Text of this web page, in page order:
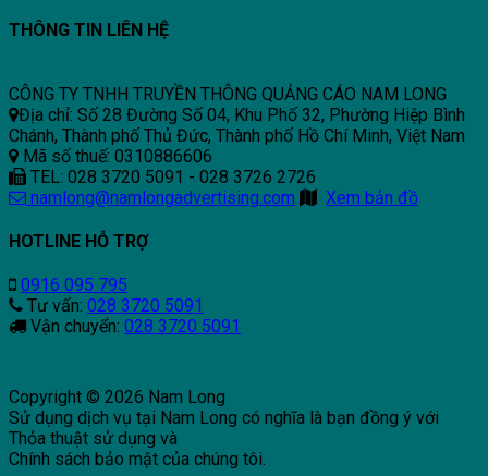
THÔNG TIN LIÊN HỆ
CÔNG TY TNHH TRUYỀN THÔNG QUẢNG CÁO NAM LONG
Địa chỉ: Số 28 Đường Số 04, Khu Phố 32, Phường Hiệp Bình
Chánh, Thành phố Thủ Đức, Thành phố Hồ Chí Minh, Việt Nam
Mã số thuế: 0310886606
TEL: 028 3720 5091 - 028 3726 2726
namlong@namlongadvertising.com
Xem bản đồ
HOTLINE HỖ TRỢ
0916 095 795
Tư vấn: 028 3720 5091
Vận chuyển: 028 3720 5091
Copyright © 2026 Nam Long
Sử dụng dịch vụ tại Nam Long có nghĩa là bạn đồng ý với
Thỏa thuật sử dụng và
Chính sách bảo mật của chúng tôi.